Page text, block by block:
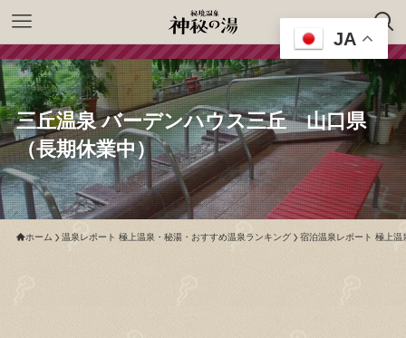
三丘温泉 バーデンハウス三丘 山口県
（長期休業中）
ホーム 温泉レポート 極上温泉・秘湯・おすすめ温泉ランキング 宿泊温泉レポート 極上温
JA